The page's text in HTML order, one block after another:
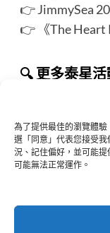
為了提供最佳的瀏覽體
選「同意」代表您接受
況、記住偏好，並可能
可能無法正常運作。
👉JimmySea
👉 《The
🔍 更多泰星
Previous: